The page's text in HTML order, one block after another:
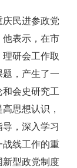
民进参政党
表示，在市
研会工作取
，产生了一
会史研究工
思想认识，
，深入学习
线工作的重
型政党制度